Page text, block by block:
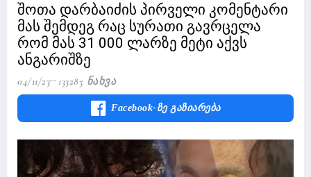
შოთა დარბაიძის პირველი კომენტარი
მას შემდეგ რაც სურათი გავრცელა
რომ მას 31 000 ლარზე მეტი აქვს
ანგარიშზე
04/11/23 133285 Ნახვა
Facebook-Ზე Გაზიარება